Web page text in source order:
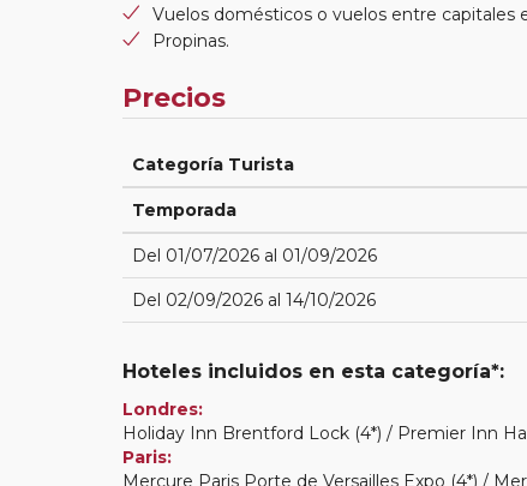
Vuelos domésticos o vuelos entre capitales
Propinas.
Precios
Categoría Turista
Temporada
Del 01/07/2026 al 01/09/2026
Del 02/09/2026 al 14/10/2026
Hoteles incluidos en esta categoría*:
Londres:
Holiday Inn Brentford Lock (4*) / Premier Inn
Paris:
Mercure Paris Porte de Versailles Expo (4*) /